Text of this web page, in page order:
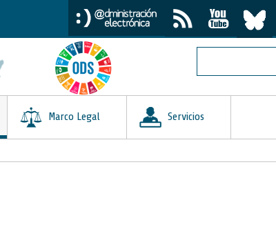
Marco Legal Servicios